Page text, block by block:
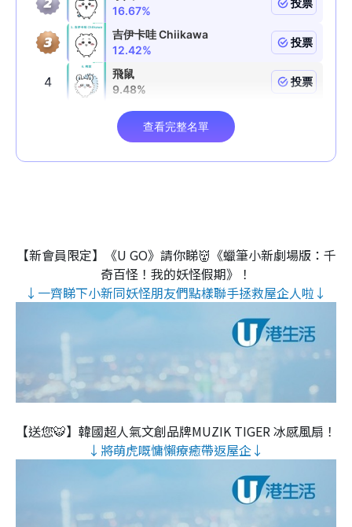
【新會員限定】《U GO》請你睇👹《蠟筆小新劇場版：千
奇百怪！我的妖怪假期》！
↓一齊睇下小新同妖怪朋友們點樣聯手拯救屋企人啦↓
【送您🐯】韓國超人氣文創品牌MUZIK TIGER 冰感風扇！
↓將萌虎嘅慵懶療癒帶返屋企↓